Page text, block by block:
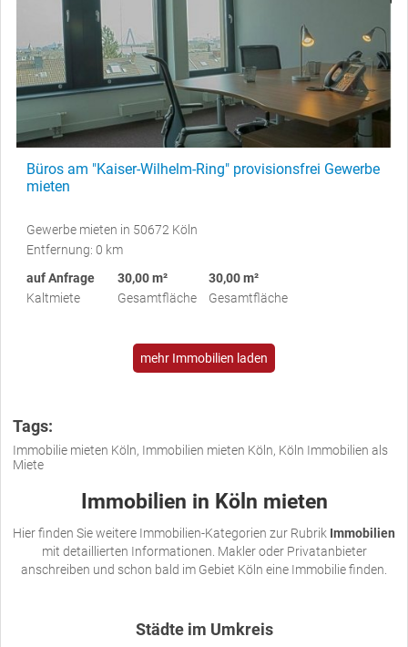
Büros am "Kaiser-Wilhelm-Ring" provisionsfrei Gewerbe
mieten
Gewerbe mieten in 50672 Köln
Entfernung: 0 km
auf Anfrage
Kaltmiete
30,00 m²
Gesamtfläche
30,00 m²
Gesamtfläche
mehr Immobilien laden
Tags:
Immobilie mieten Köln, Immobilien mieten Köln, Köln Immobilien als
Miete
Immobilien in Köln mieten
Hier finden Sie weitere Immobilien-Kategorien zur Rubrik Immobilien
mit detaillierten Informationen. Makler oder Privatanbieter
anschreiben und schon bald im Gebiet Köln eine Immobilie finden.
Städte im Umkreis